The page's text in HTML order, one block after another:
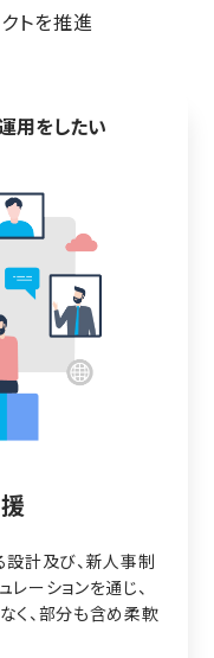
トを推進
用をしたい
設計及び、新人事制
ーションを通じ、
く、部分も含め柔軟